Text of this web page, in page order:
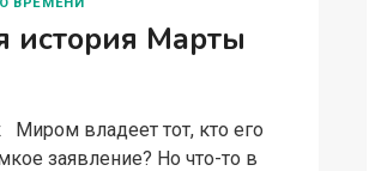
ВРЕМЕНИ
история Марты
Миром владеет тот, кто его
заявление? Но что-то в